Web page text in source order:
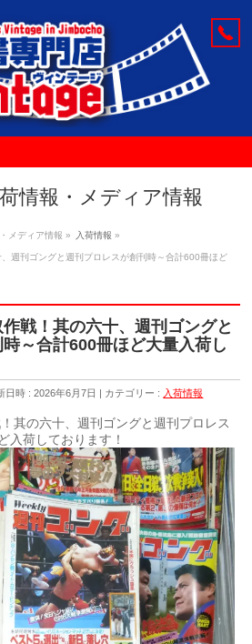
情報・メディア情報
メディア情報 » 入荷情報 »
週刊ゴングと週刊プロレスが創刊時～合計600冊ほど
戦！其の六十、週刊ゴングと
～合計600冊ほど大量入荷し
日時 : 2026年6月7日 カテゴリー : 入荷情報
其の六十、週刊ゴングと週刊プロレス
入荷しております！